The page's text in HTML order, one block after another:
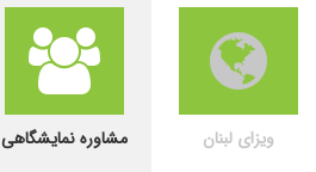
ویزای لبنان مشاوره نمایشگاهی